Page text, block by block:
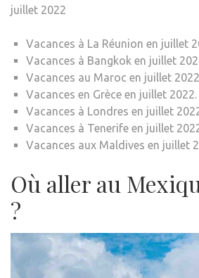
juillet 2022
Vacances à La Réunion en juillet
Vacances à Bangkok en juillet
Vacances au Maroc en juillet
Vacances en Grèce en juillet 2022.
Vacances à Londres en juillet
Vacances à Tenerife en juillet
Vacances aux Maldives en juillet
Où aller au
?